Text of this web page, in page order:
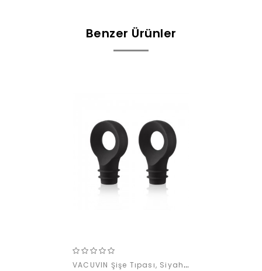
Benzer Ürünler
VACUVIN Şişe Tıpası, Siyah (2 parça)